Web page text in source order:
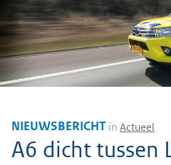
NIEUWSBERICHT in Actueel
A6 dicht tussen